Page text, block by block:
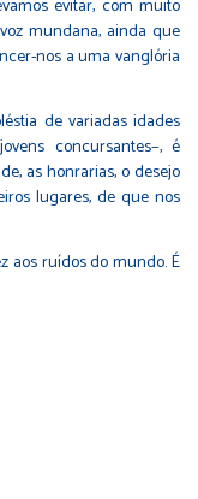
evitar, com muito
mundana, ainda que
nos a uma vanglória
de variadas idades
concursantes−, é
as honrarias, o desejo
lugares, de que nos
aos ruídos do mundo. É